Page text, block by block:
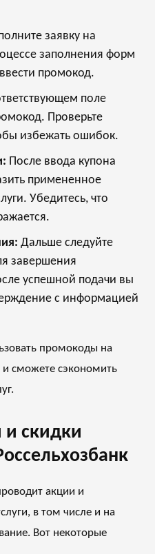
заявку на
заполнения форм
промокод.
поле
Проверьте
избежать ошибок.
После ввода купона
примененное
Убедитесь, что
Дальше следуйте
завершения
успешной подачи вы
с информацией
промокоды на
и сможете сэкономить
и скидки
акции и
в том числе и на
Вот некоторые